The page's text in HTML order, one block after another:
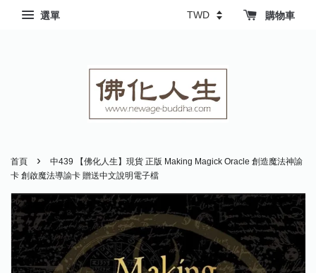
選單 購物車
首頁 ›
中439 【佛化人生】現貨 正版 Making Magick Oracle 創造魔法神諭
卡 創啟魔法導諭卡 贈送中文說明電子檔